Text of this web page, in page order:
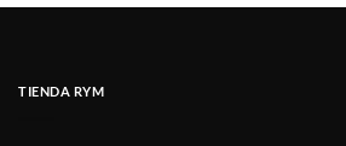
TIENDA RYM